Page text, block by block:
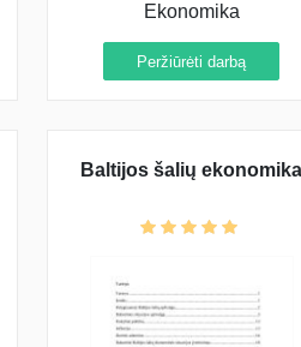
Ekonomika
Peržiūrėti darbą
Baltijos šalių ekonomika